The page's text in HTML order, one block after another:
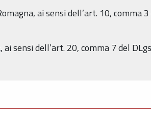
ai sensi dell’art. 10, comma 3
sensi dell’art. 20, comma 7 del